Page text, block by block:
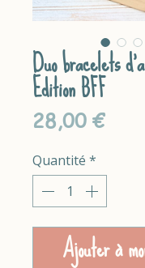
Duo bracelets
Edition BFF
28,00 €Prix
Quantité *
Ajouter à